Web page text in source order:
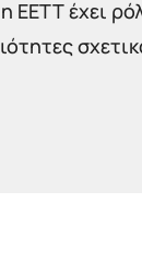
ΕΕΤΤ έχει